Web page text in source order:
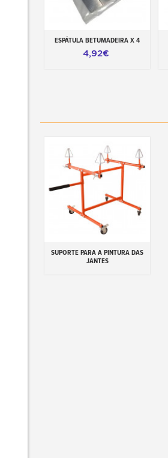
Adicionar ao carrinho
ESPÁTULA BETUMADEIRA X 4
4,92€
Adicionar ao carrinho
SUPORTE PARA A PINTURA DAS
JANTES